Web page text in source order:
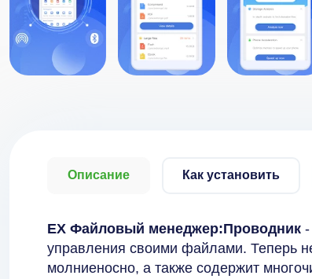
Описание Как установить
EX Файловый менеджер:Проводник
управления своими файлами. Теперь
молниеносно, а также содержит